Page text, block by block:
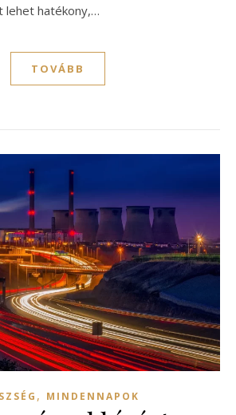
lehet hatékony,…
TOVÁBB
, MINDENNAPOK